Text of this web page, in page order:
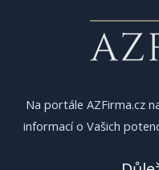
Na portále AZFirma.cz
informací o Vašich